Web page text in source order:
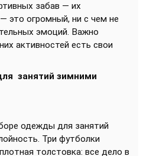
забав — их
это огромный, ни с чем не
эмоций. Важно
активностей есть свои
занятий зимними
одежды для занятий
Три футболки
толстовка: все дело в